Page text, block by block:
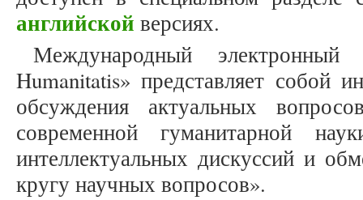
английской версиях.
Международный
Humanitatis» представляет собой
обсуждения актуальных
современной гуманитарной
интеллектуальных дискуссий и
кругу научных вопросов».